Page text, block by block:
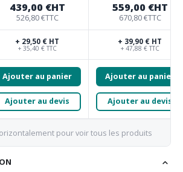
439,00 €HT
526,80 €TTC
559,00 €HT
670,80 €TTC
+ 29,50 € HT
+ 35,40 € TTC
+ 39,90 € HT
+ 47,88 € TTC
Ajouter au panier
Ajouter au devis
Ajouter au panier
Ajouter au devis
pour voir tous les produits